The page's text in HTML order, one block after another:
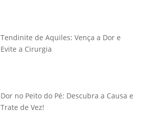
Tendinite de Aquiles: Vença a Dor e
Evite a Cirurgia
Dor no Peito do Pé: Descubra a Causa e
Trate de Vez!